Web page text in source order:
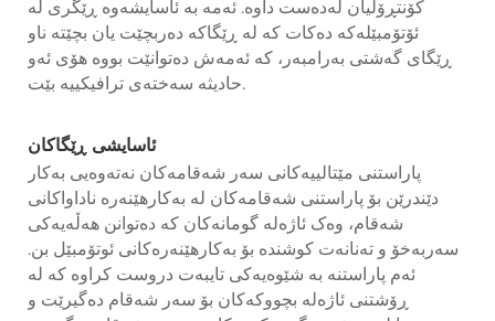
کۆنتڕۆڵیان لەدەست داوە. ئەمە بە ئاسایشەوە ڕێگری لە
ئۆتۆمبێلەکە دەکات کە لە ڕێگاکە دەربچێت یان بچێتە ناو
ڕێگای گەشتی بەرامبەر، کە ئەمەش دەتوانێت بووە هۆی ئەو
حادیثە سەختەی ترافیکییە بێت.
ئاسایشی ڕێگاکان
پاراستنی مێتالییەکانی سەر شەقامەکان نەتەوەیی بەکار
دێندرێن بۆ پاراستنی شەقامەکان لە بەکارهێنەرە ناداواکانی
شەقام، وەک ئاژەلە گومانەکان کە دەتوانن هەڵەیەکی
سەربەخۆ و تەنانەت کوشندە بۆ بەکارهێنەرەکانی ئوتۆمبێل بن.
ئەم پاراستنە بە شێوەیەکی تایبەت دروست کراوە کە لە
ڕۆشتنی ئاژەلە بچووکەکان بۆ سەر شەقام دەگیرێت و